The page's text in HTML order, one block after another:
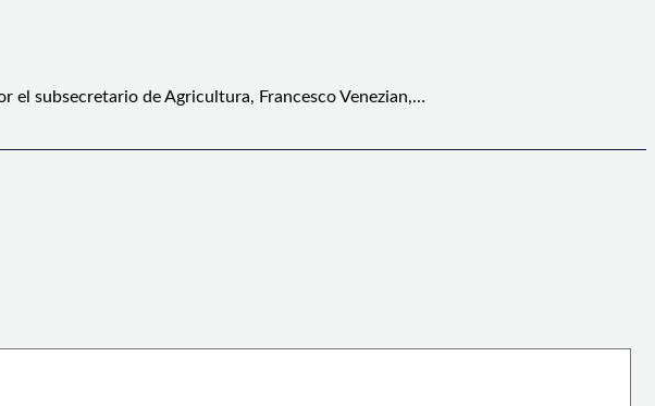
el subsecretario de Agricultura, Francesco Venezian,…